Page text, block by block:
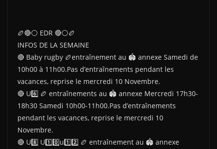
🏉🔴⚪ EDR 🔴⚪🏉
INFOS DE LA SEMAINE
🔴 Baby rugby 🏉entraînement au 🏟 annexe Samedi de
10h00 à 11h00.Pas d’entraînements pendant les
vacances, reprise le mercredi 10 Novembre.
🔴 U6️⃣ 🏉 entraînements au 🏟 annexe Mercredi 17h30-
18h30 Samedi 10h00-11h00.Pas d’entraînements
pendant les vacances, reprise le mercredi 10
Novembre.
🔴 U8️⃣ U1️⃣0️⃣u1️⃣2️⃣ 🏉 entraînement au 🏟 annexe